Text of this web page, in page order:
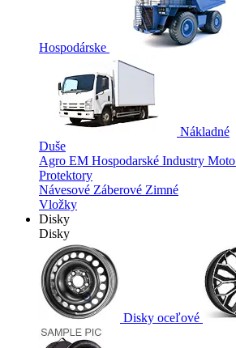
Hospodárske
Nákladné
Duše
Agro EM Hospodarské Industry Moto
Protektory
Návesové Záberové Zimné
Vložky
Disky
Disky
Disky oceľové